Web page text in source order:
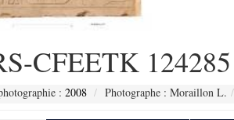
CFEETK 124285
: 2008 Photographe : Moraillon L.